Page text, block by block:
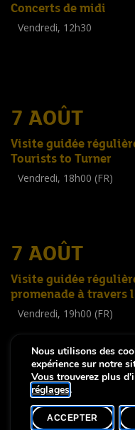
Concerts de midi
Vendredi, 12h30
7 AOÛT
Visite guidée
Tourists to Turner
Vendredi, 18h00 (FR)
7 AOÛT
Visite guidée
promenade à travers
Vendredi, 19h00 (FR)
Tout public )
Notice légale-
Copyright © 2026, Lëtzebuerg City
Nous utilisons des
expérience sur notre
Vous trouverez plus
réglages.
ACCEPTER